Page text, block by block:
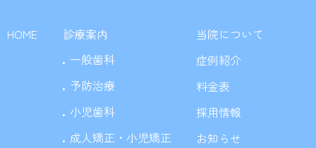
HOME
診療案内
一般歯科
予防治療
小児歯科
成人矯正・小児矯正
当院について
症例紹介
料金表
採用情報
お知らせ